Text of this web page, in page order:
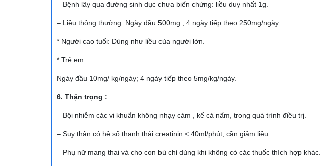
– Bệnh lây qua đường sinh dục chưa biến chứng: liều duy nhất 1g.
– Liều thông thường: Ngày đầu 500mg ; 4 ngày tiếp theo 250mg/ngày.
* Người cao tuổi: Dùng như liều của người lớn.
* Trẻ em :
Ngày đầu 10mg/ kg/ngày; 4 ngày tiếp theo 5mg/kg/ngày.
6. Thận trọng :
– Bội nhiễm các vi khuẩn không nhạy cảm , kể cả nấm, trong quá trình điều trị.
– Suy thận có hệ số thanh thải creatinin < 40ml/phút, cần giảm liều.
– Phụ nữ mang thai và cho con bú chỉ dùng khi không có các thuốc thích hợp khác.